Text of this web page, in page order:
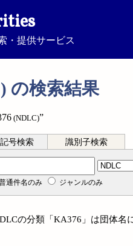
・提供サービス
の検索結果
(NDLC)”
号検索 識別子検索
通件名のみ ジャンルのみ
の分類「KA376」は団体名